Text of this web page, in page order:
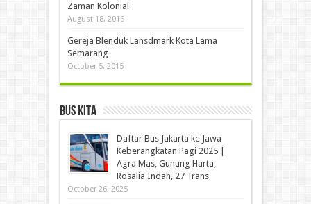
Zaman Kolonial
August 18, 2016
Gereja Blenduk Lansdmark Kota Lama
Semarang
October 5, 2015
Bus Kita
Daftar Bus Jakarta ke Jawa
Keberangkatan Pagi 2025 |
Agra Mas, Gunung Harta,
Rosalia Indah, 27 Trans
October 26, 2025